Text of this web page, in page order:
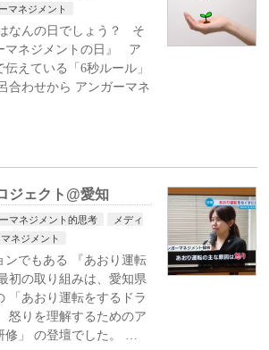
マネジメント
なんの日でしょう？ そ
マネジメントの日』 ア
えている「6秒ルール」
合わせから アンガーマネ
ジェクト@愛知
マネジメント的思考
メディ
ネジメント
ンでもある 『あおり運転
初の取り組みは、愛知県
「あおり運転をするドラ
怒りを理解するためのア
修」 の登壇でした。 …